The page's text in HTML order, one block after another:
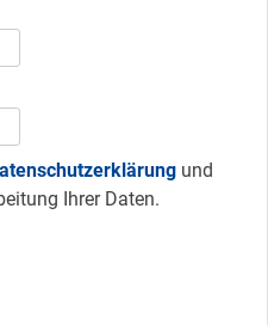
und
Ihrer Daten.